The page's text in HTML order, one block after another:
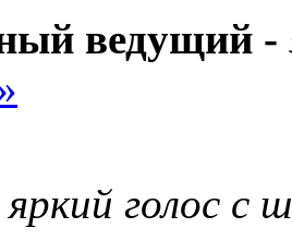
ведущий -
яркий голос с